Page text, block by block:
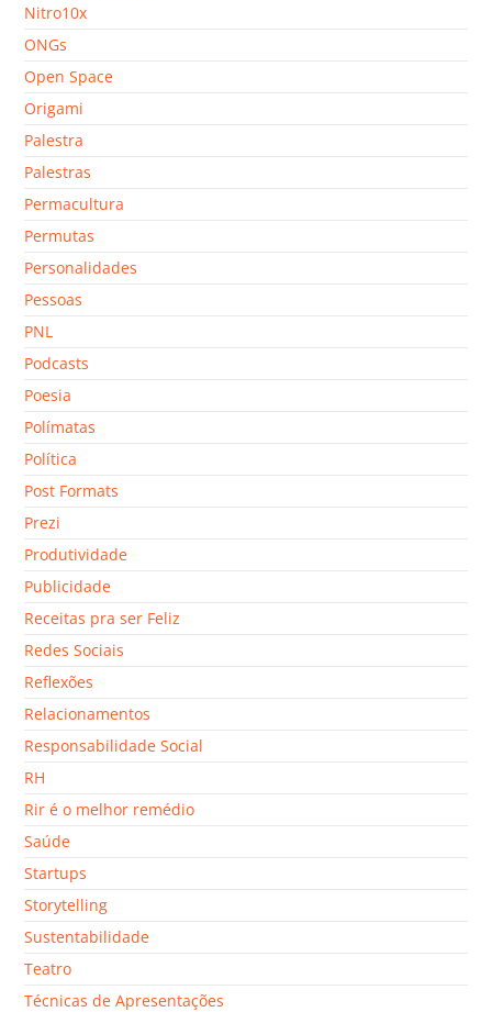
Nitro10x
ONGs
Open Space
Origami
Palestra
Palestras
Permacultura
Permutas
Personalidades
Pessoas
PNL
Podcasts
Poesia
Polímatas
Política
Post Formats
Prezi
Produtividade
Publicidade
Receitas pra ser Feliz
Redes Sociais
Reflexões
Relacionamentos
Responsabilidade Social
RH
Rir é o melhor remédio
Saúde
Startups
Storytelling
Sustentabilidade
Teatro
Técnicas de Apresentações